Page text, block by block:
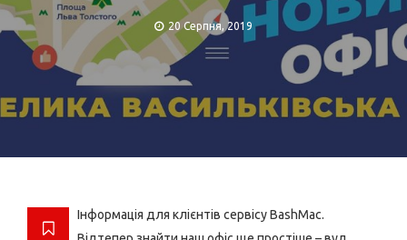
20 Серпня, 2019
Інформація для клієнтів сервісу BashMac.